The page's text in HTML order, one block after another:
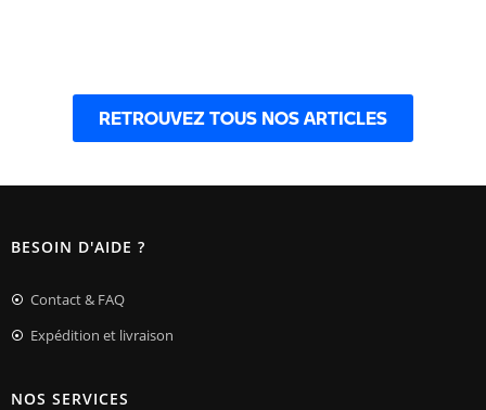
RETROUVEZ TOUS NOS ARTICLES
BESOIN D'AIDE ?
Contact & FAQ
Expédition et livraison
NOS SERVICES